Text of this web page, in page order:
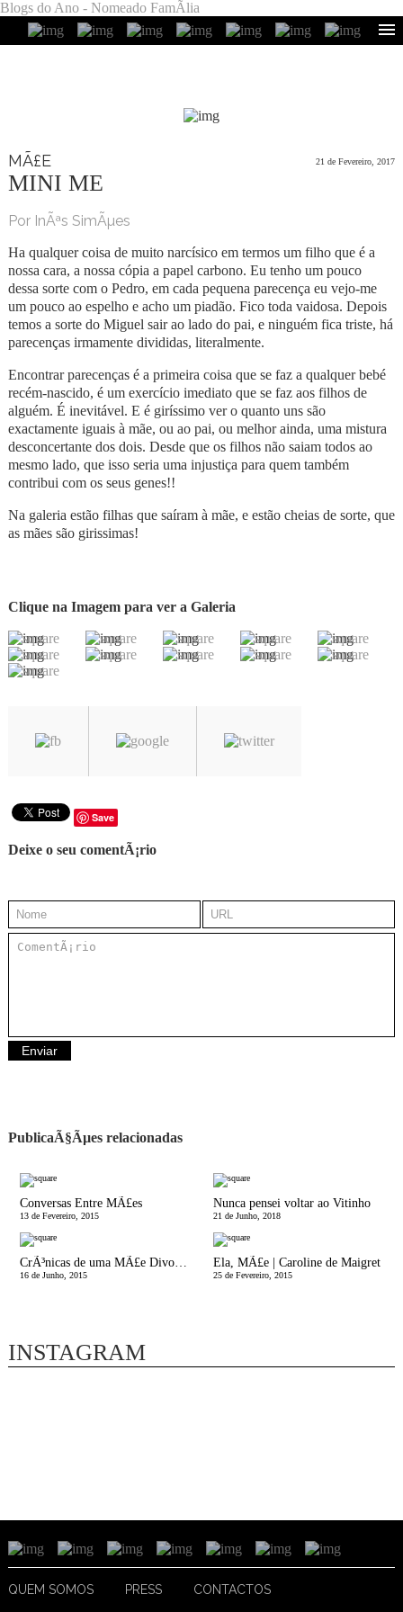
Blogs do Ano - Nomeado FamÃ­lia
MÃ£E 21 de Fevereiro, 2017
MINI ME
Por InÃªs SimÃµes
Ha qualquer coisa de muito narcísico em termos um filho que é a
nossa cara, a nossa cópia a papel carbono. Eu tenho um pouco
dessa sorte com o Pedro, em cada pequena parecença eu vejo-me
um pouco ao espelho e acho um piadão. Fico toda vaidosa. Depois
temos a sorte do Miguel sair ao lado do pai, e ninguém fica triste, há
parecenças irmamente divididas, literalmente.
Encontrar parecenças é a primeira coisa que se faz a qualquer bebé
recém-nascido, é um exercício imediato que se faz aos filhos de
alguém. É inevitável. E é giríssimo ver o quanto uns são
exactamente iguais à mãe, ou ao pai, ou melhor ainda, uma mistura
desconcertante dos dois. Desde que os filhos não saiam todos ao
mesmo lado, que isso seria uma injustiça para quem também
contribui com os seus genes!!
Na galeria estão filhas que saíram à mãe, e estão cheias de sorte, que
as mães são girissimas!
Clique na Imagem para ver a Galeria
Save
Deixe o seu comentÃ¡rio
PublicaÃ§Ãµes relacionadas
Conversas Entre MÃ£es
13 de Fevereiro, 2015
Nunca pensei voltar ao Vitinho
21 de Junho, 2018
CrÃ³nicas de uma MÃ£e Divorciada | Meio Ano de Um
16 de Junho, 2015
Ela, MÃ£e | Caroline de Maigret
25 de Fevereiro, 2015
INSTAGRAM
QUEM SOMOS PRESS CONTACTOS